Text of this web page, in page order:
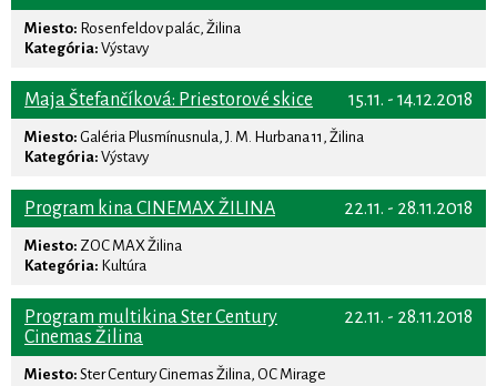
Miesto: Rosenfeldov palác, Žilina
Kategória: Výstavy
15.11. - 14.12.2018
Maja Štefančíková: Priestorové skice
Miesto: Galéria Plusmínusnula, J. M. Hurbana 11, Žilina
Kategória: Výstavy
22.11. - 28.11.2018
Program kina CINEMAX ŽILINA
Miesto: ZOC MAX Žilina
Kategória: Kultúra
22.11. - 28.11.2018
Program multikina Ster Century
Cinemas Žilina
Miesto: Ster Century Cinemas Žilina, OC Mirage